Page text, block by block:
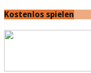
Kostenlos spielen